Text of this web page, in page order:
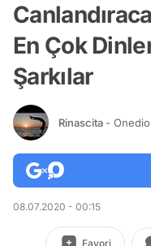
En Çok
Şarkılar
Rinascita -
08.07.2020 - 00:15
Favori